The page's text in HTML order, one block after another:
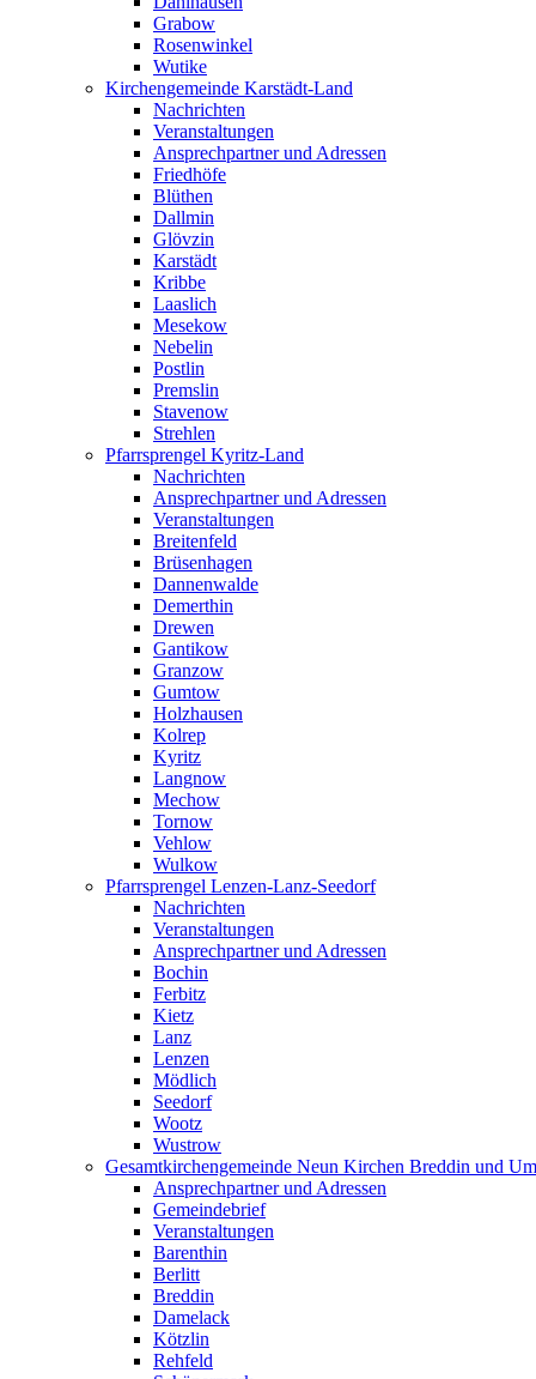
Grabow
Rosenwinkel
Wutike
Kirchengemeinde Karstädt-Land
Nachrichten
Veranstaltungen
Ansprechpartner und Adressen
Friedhöfe
Blüthen
Dallmin
Glövzin
Karstädt
Kribbe
Laaslich
Mesekow
Nebelin
Postlin
Premslin
Stavenow
Strehlen
Pfarrsprengel Kyritz-Land
Nachrichten
Ansprechpartner und Adressen
Veranstaltungen
Breitenfeld
Brüsenhagen
Dannenwalde
Demerthin
Drewen
Gantikow
Granzow
Gumtow
Holzhausen
Kolrep
Kyritz
Langnow
Mechow
Tornow
Vehlow
Wulkow
Pfarrsprengel Lenzen-Lanz-Seedorf
Nachrichten
Veranstaltungen
Ansprechpartner und Adressen
Bochin
Ferbitz
Kietz
Lanz
Lenzen
Mödlich
Seedorf
Wootz
Wustrow
Gesamtkirchengemeinde Neun Kirchen Breddin und
Ansprechpartner und Adressen
Gemeindebrief
Veranstaltungen
Barenthin
Berlitt
Breddin
Damelack
Kötzlin
Rehfeld